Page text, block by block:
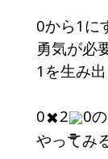
0から1に
勇気が必
1を生み
0✖︎2
0
やってみ